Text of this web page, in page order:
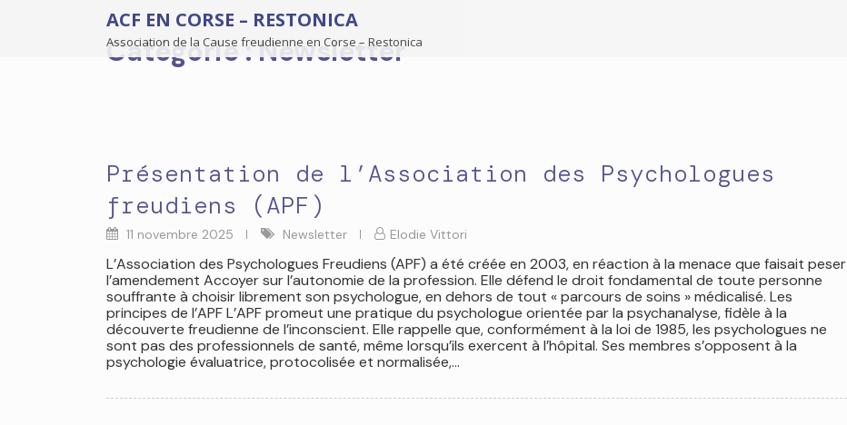
ACF EN CORSE – RESTONICA
Association de la Cause freudienne en Corse – Restonica
Catégorie :Newsletter
Présentation de l’Association des Psychologues
freudiens (APF)
11 novembre 2025 Newsletter Elodie Vittori
L’Association des Psychologues Freudiens (APF) a été créée en 2003, en réaction à la menace que faisait peser
l’amendement Accoyer sur l’autonomie de la profession. Elle défend le droit fondamental de toute personne
souffrante à choisir librement son psychologue, en dehors de tout « parcours de soins » médicalisé. Les
principes de l’APF L’APF promeut une pratique du psychologue orientée par la psychanalyse, fidèle à la
découverte freudienne de l’inconscient. Elle rappelle que, conformément à la loi de 1985, les psychologues ne
sont pas des professionnels de santé, même lorsqu’ils exercent à l’hôpital. Ses membres s’opposent à la
psychologie évaluatrice, protocolisée et normalisée,…